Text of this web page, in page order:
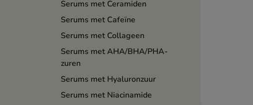
Serums met Ceramiden
Serums met Cafeïne
Serums met Collageen
Serums met AHA/BHA/PHA-
zuren
Serums met Hyaluronzuur
Serums met Niacinamide